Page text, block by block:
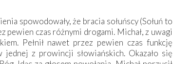
spowodowały, że bracia sołuńscy (Sołuń to
pewien czas różnymi drogami. Michał, z uwagi
Pełnił nawet przez pewien czas funkcję
z prowincji słowiańskich. Okazało się